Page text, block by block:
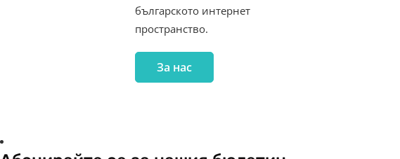
българското интернет
пространство.
За нас